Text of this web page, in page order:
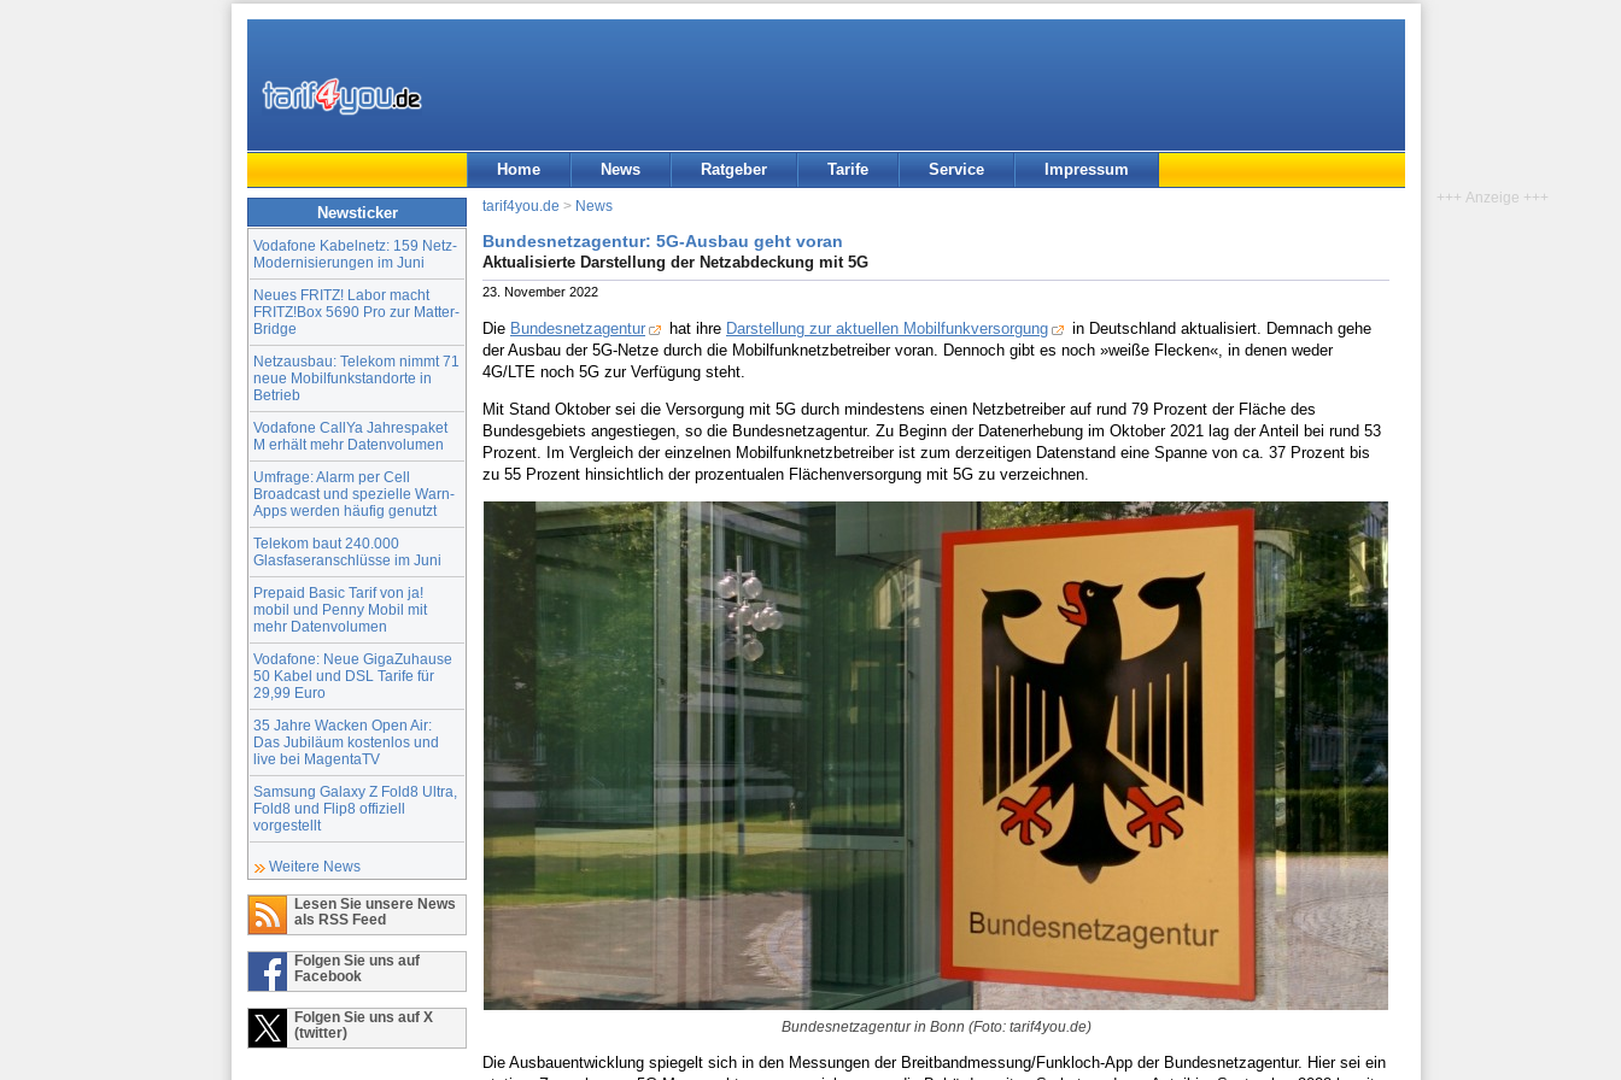
Home News Ratgeber Tarife Service Impressum
Newsticker
Vodafone Kabelnetz: 159 Netz-
Modernisierungen im Juni
Neues FRITZ! Labor macht
FRITZ!Box 5690 Pro zur Matter-
Bridge
Netzausbau: Telekom nimmt 71
neue Mobilfunkstandorte in
Betrieb
Vodafone CallYa Jahrespaket
M erhält mehr Datenvolumen
Umfrage: Alarm per Cell
Broadcast und spezielle Warn-
Apps werden häufig genutzt
Telekom baut 240.000
Glasfaseranschlüsse im Juni
Prepaid Basic Tarif von ja!
mobil und Penny Mobil mit
mehr Datenvolumen
Vodafone: Neue GigaZuhause
50 Kabel und DSL Tarife für
29,99 Euro
35 Jahre Wacken Open Air:
Das Jubiläum kostenlos und
live bei MagentaTV
Samsung Galaxy Z Fold8 Ultra,
Fold8 und Flip8 offiziell
vorgestellt
Weitere News
Lesen Sie unsere News
als RSS Feed
Folgen Sie uns auf
Facebook
Folgen Sie uns auf X
(twitter)
tarif4you.de > News
Bundesnetzagentur: 5G-Ausbau geht voran
Aktualisierte Darstellung der Netzabdeckung mit 5G
23. November 2022
Die Bundesnetzagentur hat ihre Darstellung zur aktuellen Mobilfunkversorgung
in Deutschland aktualisiert. Demnach gehe
der Ausbau der 5G-Netze durch die Mobilfunknetzbetreiber voran. Dennoch gibt es noch »weiße Flecken«, in denen weder
4G/LTE noch 5G zur Verfügung steht.
Mit Stand Oktober sei die Versorgung mit 5G durch mindestens einen Netzbetreiber auf rund 79 Prozent der Fläche des
Bundesgebiets angestiegen, so die Bundesnetzagentur. Zu Beginn der Datenerhebung im Oktober 2021 lag der Anteil bei rund 53
Prozent. Im Vergleich der einzelnen Mobilfunknetzbetreiber ist zum derzeitigen Datenstand eine Spanne von ca. 37 Prozent bis
zu 55 Prozent hinsichtlich der prozentualen Flächenversorgung mit 5G zu verzeichnen.
Bundesnetzagentur in Bonn (Foto: tarif4you.de)
Die Ausbauentwicklung spiegelt sich in den Messungen der Breitbandmessung/Funkloch-App der Bundesnetzagentur. Hier sei ein
+++ Anzeige +++